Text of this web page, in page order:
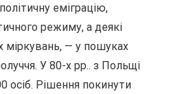
еміграцію,
режиму, а деякі
міркувань, — у пошуках
У 80-х рр.. з Польщі
осіб. Рішення покинути